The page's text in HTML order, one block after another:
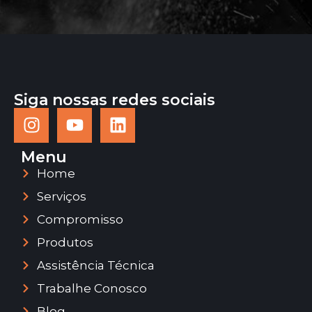
Siga nossas redes sociais
Menu
Home
Serviços
Compromisso
Produtos
Assistência Técnica
Trabalhe Conosco